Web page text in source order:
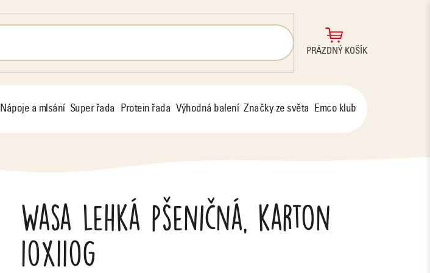
NÁKUPNÍ
PRÁZDNÝ KOŠÍK
Nápoje a mlsání Super řada Protein řada Výhodná balení Značky ze světa Emco klub
Wasa lehká pšeničná, karton
10x110g